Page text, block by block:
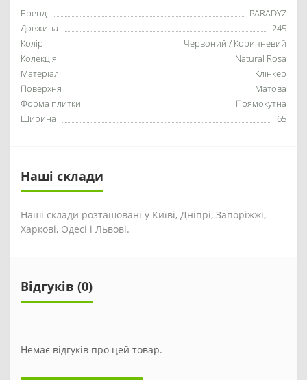
Бренд
PARADYZ
Довжина
245
Колір
Червоний / Коричневий
Колекція
Natural Rosa
Матеріал
Клінкер
Поверхня
Матова
Форма плитки
Прямокутна
Ширина
65
Наші склади
Наші склади розташовані у Київі, Дніпрі, Запоріжжі,
Харкові, Одесі і Львові.
Відгуків (0)
Немає відгуків про цей товар.